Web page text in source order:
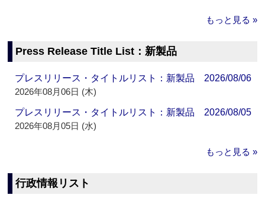
もっと見る »
Press Release Title List：新製品
プレスリリース・タイトルリスト：新製品 2026/08/06
2026年08月06日 (木)
プレスリリース・タイトルリスト：新製品 2026/08/05
2026年08月05日 (水)
もっと見る »
行政情報リスト